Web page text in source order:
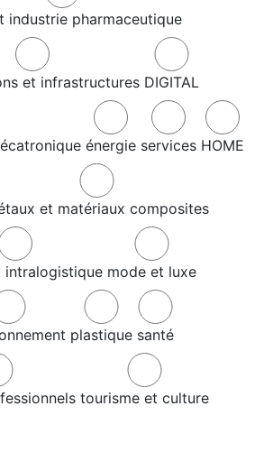
industrie pharmaceutique
et infrastructures DIGITAL
énergie services HOME
et matériaux composites
intralogistique mode et luxe
plastique santé
tourisme et culture